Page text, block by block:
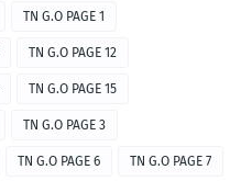
TN G.O PAGE 1
TN G.O PAGE 12
TN G.O PAGE 15
TN G.O PAGE 3
TN G.O PAGE 6 TN G.O PAGE 7